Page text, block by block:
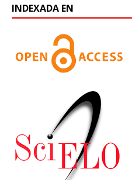
INDEXADA EN